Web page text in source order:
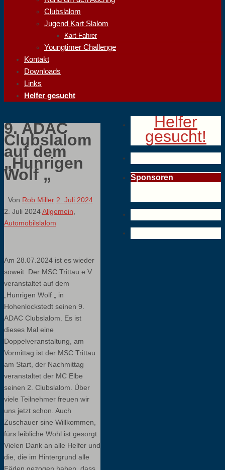
Clubslalom
Jugend Kart Slalom
Kart-Fahrer
Youngtimer Challenge
Kontakt
Downloads
Links
Helfer gesucht
9. ADAC
Clubslalom
auf dem
„Hunrigen
Wolf „
Von Rob Miller 2. Juli 2024
2. Juli 2024Allgemein
Automobilslalom
Am 28.07.2024 ist es wieder
soweit. Der MSC Trittau e.V.
veranstaltet auf dem
„Hunrigen Wolf „ in
Hohenlockstedt seinen 9.
ADAC Clubslalom. Es ist
dieses Mal eine
Doppelveranstaltung, am
Vormittag ist der MSC Trittau
am Start, der Nachmittag
veranstaltet der MC Elbe
seinen 2. Clubslalom. Über
viele Teilnehmer freuen wir
uns jetzt schon. Auch
Zuschauer sine Willkommen,
fürs leibliche Wohl ist gesorgt.
Vielen Dank an alle Helfer und
die, die im Hintergrund alle
Fäden gezogen haben, dass
Helfer
gesucht!
Sponsoren